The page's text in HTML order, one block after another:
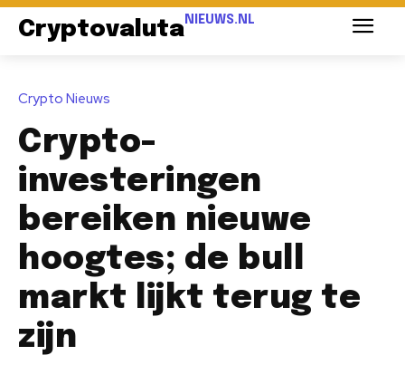
Cryptovaluta NIEUWS.NL
Crypto Nieuws
Crypto-
investeringen
bereiken nieuwe
hoogtes; de bull
markt lijkt terug te
zijn